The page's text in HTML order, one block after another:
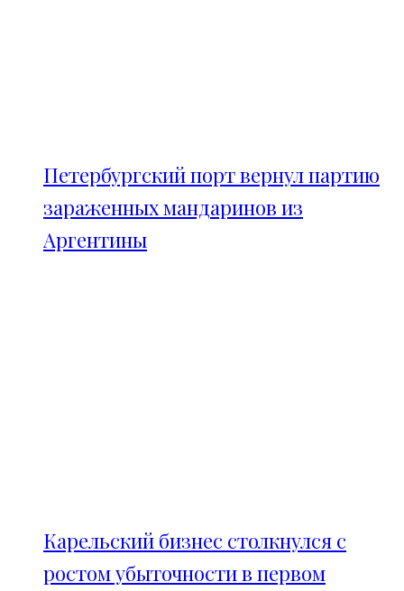
Петербургский порт вернул партию
зараженных мандаринов из
Аргентины
Карельский бизнес столкнулся с
ростом убыточности в первом